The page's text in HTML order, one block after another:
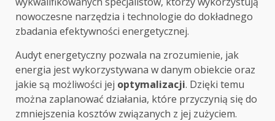
nowoczesne narzędzia i technologie do dokładnego
zbadania efektywności energetycznej.
Audyt energetyczny pozwala na zrozumienie, jak
energia jest wykorzystywana w danym obiekcie oraz
jakie są możliwości jej optymalizacji. Dzięki temu
można zaplanować działania, które przyczynią się do
zmniejszenia kosztów związanych z jej zużyciem.